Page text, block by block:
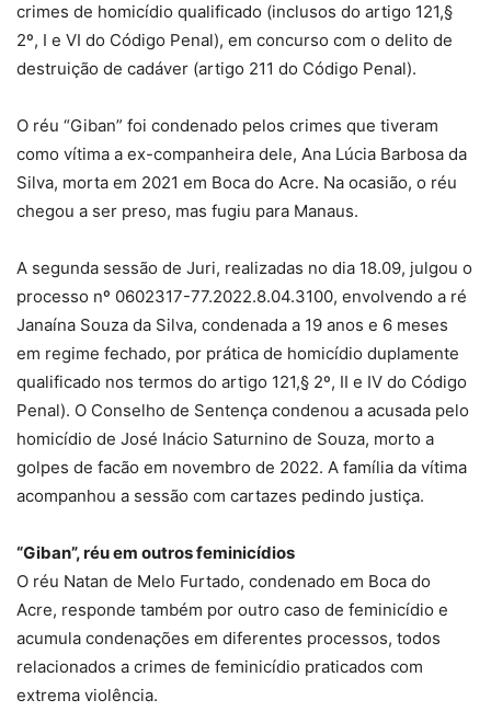
crimes de homicídio qualificado (inclusos do artigo 121,§
2º, I e VI do Código Penal), em concurso com o delito de
destruição de cadáver (artigo 211 do Código Penal).
O réu “Giban” foi condenado pelos crimes que tiveram
como vítima a ex-companheira dele, Ana Lúcia Barbosa da
Silva, morta em 2021 em Boca do Acre. Na ocasião, o réu
chegou a ser preso, mas fugiu para Manaus.
A segunda sessão de Juri, realizadas no dia 18.09, julgou o
processo nº 0602317-77.2022.8.04.3100, envolvendo a ré
Janaína Souza da Silva, condenada a 19 anos e 6 meses
em regime fechado, por prática de homicídio duplamente
qualificado nos termos do artigo 121,§ 2º, II e IV do Código
Penal). O Conselho de Sentença condenou a acusada pelo
homicídio de José Inácio Saturnino de Souza, morto a
golpes de facão em novembro de 2022. A família da vítima
acompanhou a sessão com cartazes pedindo justiça.
“Giban”, réu em outros feminicídios
O réu Natan de Melo Furtado, condenado em Boca do
Acre, responde também por outro caso de feminicídio e
acumula condenações em diferentes processos, todos
relacionados a crimes de feminicídio praticados com
extrema violência.